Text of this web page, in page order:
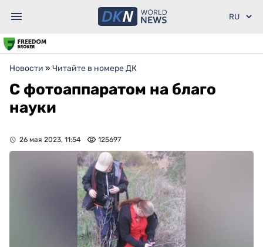
Новости » Читайте в номере ДК
С фотоаппаратом на благо
науки
26 мая 2023, 11:54 125697